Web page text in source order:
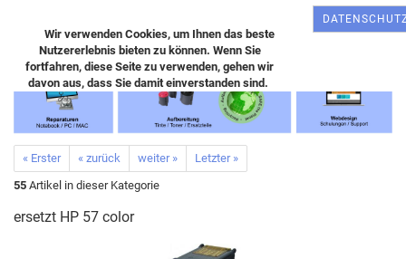
Wir verwenden Cookies, um Ihnen das beste
Nutzererlebnis bieten zu können. Wenn Sie
fortfahren, diese Seite zu verwenden, gehen wir
davon aus, dass Sie damit einverstanden sind.
« Erster « zurück weiter »
Letzter »
55 Artikel in dieser Kategorie
ersetzt HP 57 color